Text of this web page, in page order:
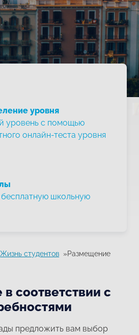
уровня
уровень с помощью
онлайн-теста уровня
школьную
Жизнь студентов Размещение
соответствии с
предложить вам выбор